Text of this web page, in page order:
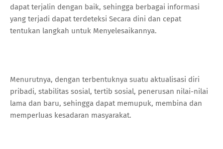
dapat terjalin dengan baik, sehingga berbagai informasi
yang terjadi dapat terdeteksi Secara dini dan cepat
tentukan langkah untuk Menyelesaikannya.
Menurutnya, dengan terbentuknya suatu aktualisasi diri
pribadi, stabilitas sosial, tertib sosial, penerusan nilai-nilai
lama dan baru, sehingga dapat memupuk, membina dan
memperluas kesadaran masyarakat.